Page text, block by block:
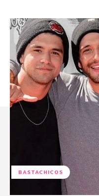
BASTACHICOS